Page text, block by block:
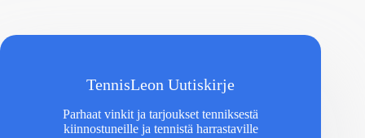
TennisLeon Uutiskirje
Parhaat vinkit ja tarjoukset tenniksestä
kiinnostuneille ja tennistä harrastaville